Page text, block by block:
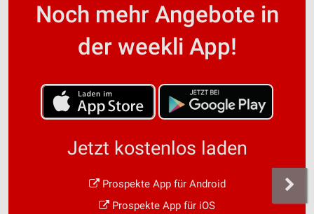
Noch mehr Angebote in
der weekli App!
Jetzt kostenlos laden
Prospekte App für Android
Prospekte App für iOS